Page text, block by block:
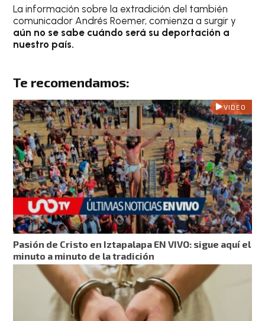
La información sobre la extradición del también
comunicador Andrés Roemer, comienza a surgir y
aún no se sabe cuándo será su deportación a
nuestro país.
Te recomendamos:
VIDEO
Pasión de Cristo en Iztapalapa EN VIVO: sigue aquí el
minuto a minuto de la tradición